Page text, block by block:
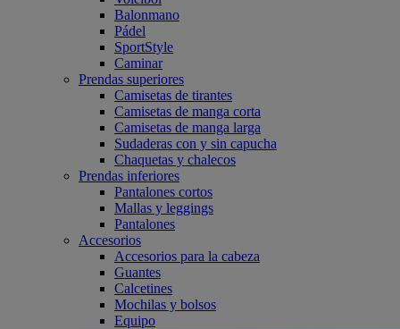
Balonmano
Pádel
SportStyle
Caminar
Prendas superiores
Camisetas de tirantes
Camisetas de manga corta
Camisetas de manga larga
Sudaderas con y sin capucha
Chaquetas y chalecos
Prendas inferiores
Pantalones cortos
Mallas y leggings
Pantalones
Accesorios
Accesorios para la cabeza
Guantes
Calcetines
Mochilas y bolsos
Equipo